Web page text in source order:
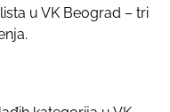
u VK Beograd – tri